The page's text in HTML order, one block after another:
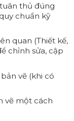
thủ đúng
chuẩn kỹ
quan (Thiết kế,
chỉnh sửa, cập
vẽ (khi có
vẽ một cách